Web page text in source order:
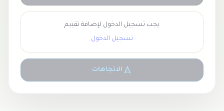
يجب تسجيل الدخول لإضافة تقييم
تسجيل الدخول
الاتجاهات